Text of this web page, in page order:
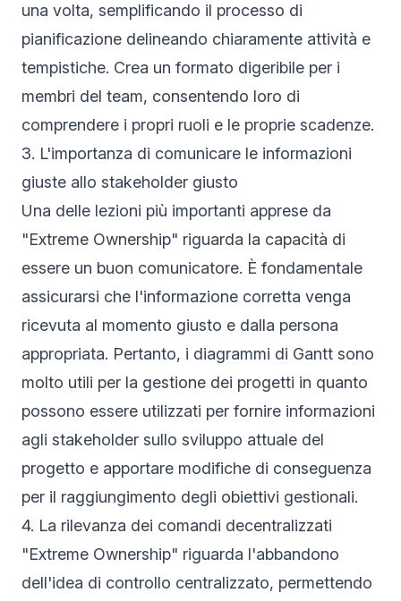
una volta, semplificando il processo di
pianificazione delineando chiaramente attività e
tempistiche. Crea un formato digeribile per i
membri del team, consentendo loro di
comprendere i propri ruoli e le proprie scadenze.
3. L'importanza di comunicare le informazioni
giuste allo stakeholder giusto
Una delle lezioni più importanti apprese da
"Extreme Ownership" riguarda la capacità di
essere un buon comunicatore. È fondamentale
assicurarsi che l'informazione corretta venga
ricevuta al momento giusto e dalla persona
appropriata. Pertanto, i diagrammi di Gantt sono
molto utili per la gestione dei progetti in quanto
possono essere utilizzati per fornire informazioni
agli stakeholder sullo sviluppo attuale del
progetto e apportare modifiche di conseguenza
per il raggiungimento degli obiettivi gestionali.
4. La rilevanza dei comandi decentralizzati
"Extreme Ownership" riguarda l'abbandono
dell'idea di controllo centralizzato, permettendo